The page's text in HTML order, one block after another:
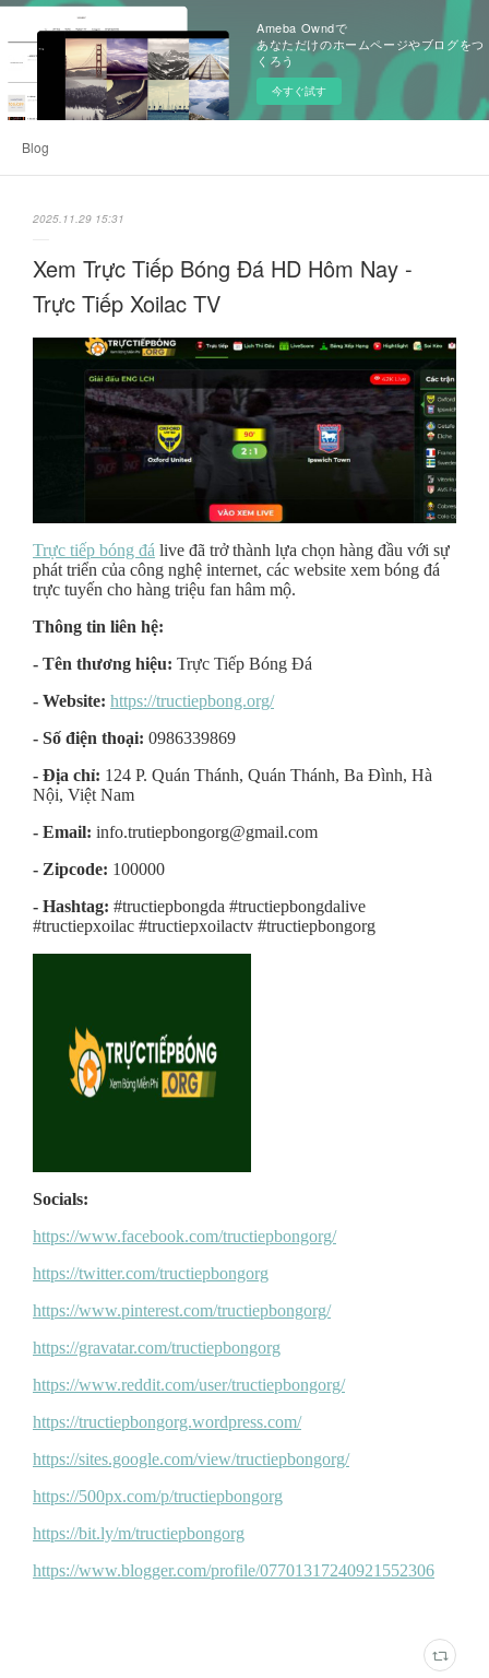
Ameba Owndで
あなただけのホームページやブログをつ
くろう
今すぐ試す
Blog
2025.11.29 15:31
Xem Trực Tiếp Bóng Đá HD Hôm Nay -
Trực Tiếp Xoilac TV